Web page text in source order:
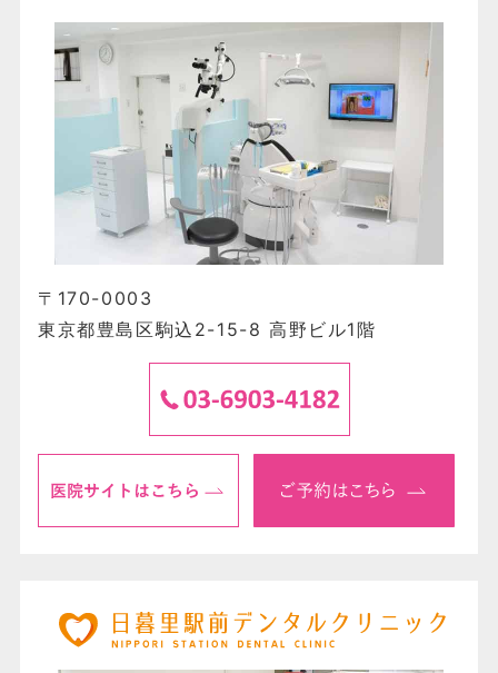
〒170-0003
東京都豊島区駒込2-15-8 高野ビル1階